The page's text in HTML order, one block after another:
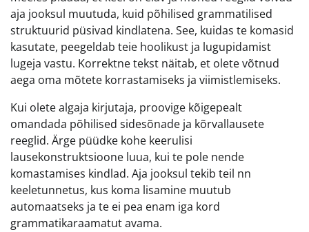
aja jooksul muutuda, kuid põhilised grammatilised
struktuurid püsivad kindlatena. See, kuidas te komasid
kasutate, peegeldab teie hoolikust ja lugupidamist
lugeja vastu. Korrektne tekst näitab, et olete võtnud
aega oma mõtete korrastamiseks ja viimistlemiseks.
Kui olete algaja kirjutaja, proovige kõigepealt
omandada põhilised sidesõnade ja kõrvallausete
reeglid. Ärge püüdke kohe keerulisi
lausekonstruktsioone luua, kui te pole nende
komastamises kindlad. Aja jooksul tekib teil nn
keeletunnetus, kus koma lisamine muutub
automaatseks ja te ei pea enam iga kord
grammatikaraamatut avama.